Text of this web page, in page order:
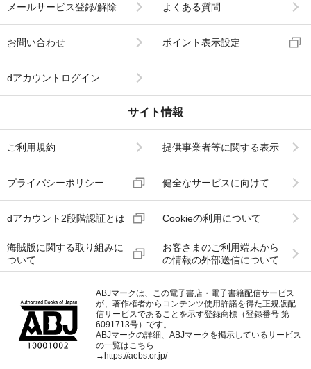
メールサービス登録/解除 よくある質問
お問い合わせ ポイント表示設定
dアカウントログイン
サイト情報
ご利用規約 提供事業者等に関する表示
プライバシーポリシー 健全なサービスに向けて
dアカウント2段階認証とは Cookieの利用について
海賊版に関する取り組みに
ついて
お客さまのご利用端末から
の情報の外部送信について
ABJマークは、この電子書店・電子書籍配信サービス
が、著作権者からコンテンツ使用許諾を得た正規版配
信サービスであることを示す登録商標（登録番号 第
6091713号）です。
ABJマークの詳細、ABJマークを掲示しているサービス
の一覧はこちら
→https://aebs.or.jp/